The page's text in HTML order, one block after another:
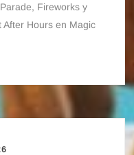
Fireworks y
After Hours en Magic